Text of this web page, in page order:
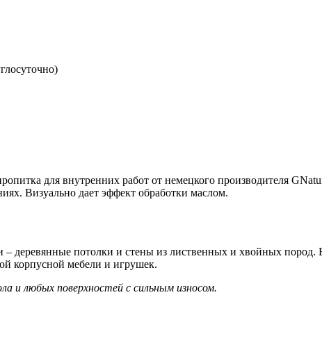
для внутренних работ от немецкого производителя
Визуально дает эффект обработки маслом.
– деревянные потолки и стены из лиственных и хвойных
корпусной мебели и игрушек.
и любых поверхностей с сильным износом.